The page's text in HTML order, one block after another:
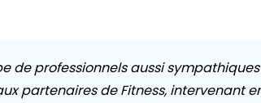
de professionnels aussi
partenaires de Fitness, intervenant